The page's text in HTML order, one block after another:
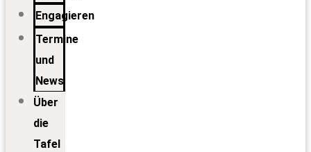
Engagieren
Termine
und
News
Über
die
Tafel